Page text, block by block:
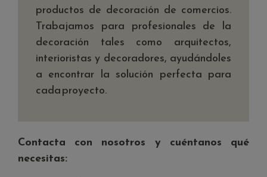
productos de decoración de comercios.
Trabajamos para profesionales de la
decoración tales como arquitectos,
interioristas y decoradores, ayudándoles
a encontrar la solución perfecta para
cada proyecto.
Contacta con nosotros y cuéntanos qué
necesitas: